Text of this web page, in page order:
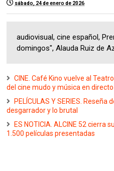
sábado, 24 de enero de 2026
audiovisual, cine español,
domingos", Alauda Ruiz de
CINE. Café Kino vuelve al
del cine mudo y música en directo
PELÍCULAS Y SERIES. Reseña
desgarrador y lo brutal
ES NOTICIA. ALCINE 52 cierra
1.500 películas presentadas